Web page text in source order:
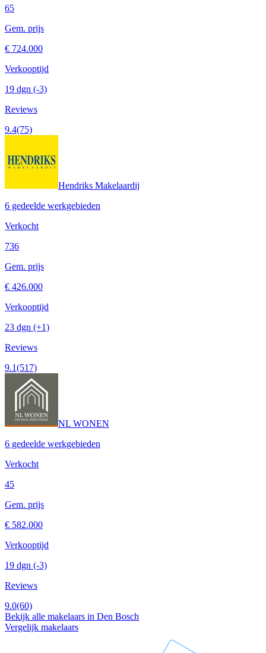
65
Gem. prijs
€ 724.000
Verkooptijd
19 dgn (-3)
Reviews
9.4(75)
Hendriks Makelaardij
6 gedeelde werkgebieden
Verkocht
736
Gem. prijs
€ 426.000
Verkooptijd
23 dgn (+1)
Reviews
9.1(517)
NL WONEN
6 gedeelde werkgebieden
Verkocht
45
Gem. prijs
€ 582.000
Verkooptijd
19 dgn (-3)
Reviews
9.0(60)
Bekijk alle makelaars in Den Bosch
Vergelijk makelaars